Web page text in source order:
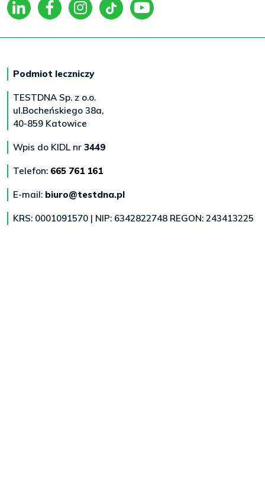
Podmiot leczniczy
TESTDNA Sp. z o.o.
ul.Bocheńskiego 38a,
40-859 Katowice
Wpis do KIDL nr 3449
Telefon: 665 761 161
E-mail: biuro@testdna.pl
KRS: 0001091570 | NIP: 6342822748 REGON: 243413225